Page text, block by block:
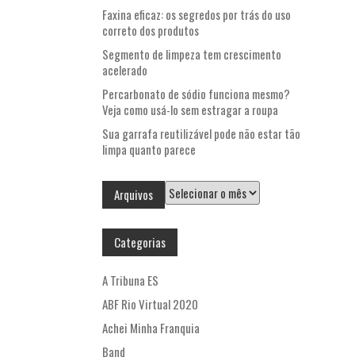
Faxina eficaz: os segredos por trás do uso
correto dos produtos
Segmento de limpeza tem crescimento
acelerado
Percarbonato de sódio funciona mesmo?
Veja como usá-lo sem estragar a roupa
Sua garrafa reutilizável pode não estar tão
limpa quanto parece
Arquivos Arquivos
Categorias
A Tribuna ES
ABF Rio Virtual 2020
Achei Minha Franquia
Band